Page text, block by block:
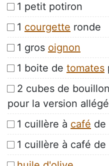
1 petit potiron
1 courgette ronde
1 gros oignon
1 boite de tomates
2 cubes de
pour la version
1 cuillère à café de
1 cuillère à café